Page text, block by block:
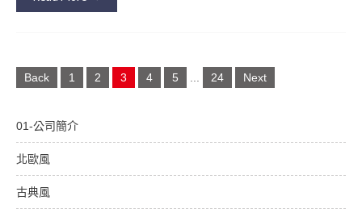
Posts
navigation
Back 1 2 3 4 5 24 Next
01-公司簡介
北歐風
古典風